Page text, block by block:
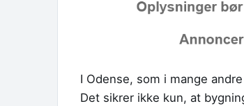
I Odense, som i mange
Det sikrer ikke kun, at